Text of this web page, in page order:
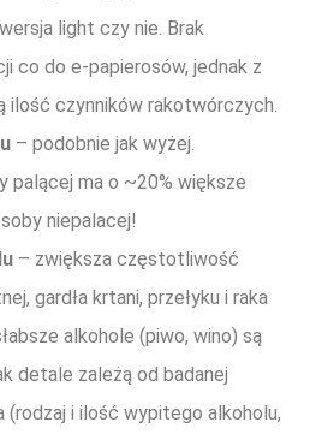
light czy nie. Brak
co do e-papierosów, jednak z
ilość czynników rakotwórczych.
– podobnie jak wyżej.
palącej ma o ~20% większe
niepalacej!
– zwiększa częstotliwość
gardła krtani, przełyku i raka
alkohole (piwo, wino) są
detale zależą od badanej
(rodzaj i ilość wypitego alkoholu,